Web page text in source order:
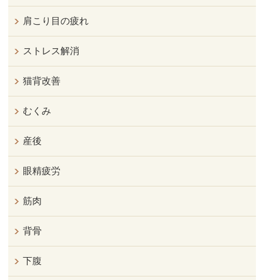
肩こり目の疲れ
ストレス解消
猫背改善
むくみ
産後
眼精疲労
筋肉
背骨
下腹